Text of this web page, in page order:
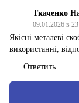
Ткаченко
09.01.2026 в
Якісні металеві
використанні,
Ответить